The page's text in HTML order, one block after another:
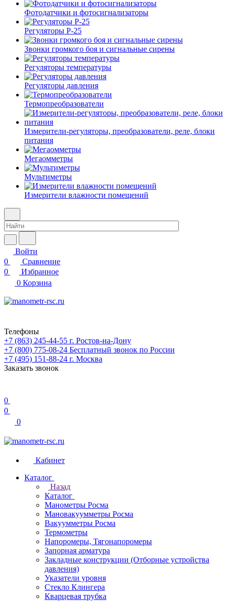
Фотодатчики и фотосигнализаторы
Регуляторы Р-25
Звонки громкого боя и сигнальные сирены
Регуляторы температуры
Регуляторы давления
Термопреобразователи
Измерители-регуляторы, преобразователи, реле, блоки
питания
Мегаомметры
Мультиметры
Измерители влажности помещений
Войти
0
Сравнение
0
Избранное
0 Корзина
Телефоны
+7 (863) 245-44-55 г. Ростов-на-Дону
+7 (800) 775-08-24 Бесплатный звонок по России
+7 (495) 151-88-24 г. Москва
Заказать звонок
0
0
0
Кабинет
Каталог
Назад
Каталог
Манометры Росма
Мановакуумметры Росма
Вакуумметры Росма
Термометры
Напоромеры, Тягонапоромеры
Запорная арматура
Закладные конструкции (Отборные устройства
давления)
Указатели уровня
Стекло Клингера
Кварцевая трубка